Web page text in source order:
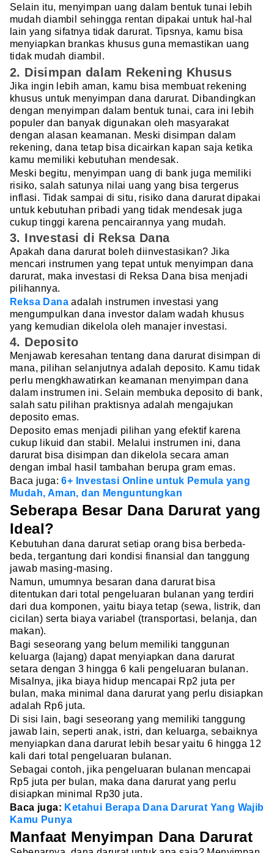
Selain itu, menyimpan uang dalam bentuk tunai lebih
mudah diambil sehingga rentan dipakai untuk hal-hal
lain yang sifatnya tidak darurat. Tipsnya, kamu bisa
menyiapkan brankas khusus guna memastikan uang
tidak mudah diambil.
2. Disimpan dalam Rekening Khusus
Jika ingin lebih aman, kamu bisa membuat rekening
khusus untuk menyimpan dana darurat. Dibandingkan
dengan menyimpan dalam bentuk tunai, cara ini lebih
populer dan banyak digunakan oleh masyarakat
dengan alasan keamanan. Meski disimpan dalam
rekening, dana tetap bisa dicairkan kapan saja ketika
kamu memiliki kebutuhan mendesak.
Meski begitu, menyimpan uang di bank juga memiliki
risiko, salah satunya nilai uang yang bisa tergerus
inflasi. Tidak sampai di situ, risiko dana darurat dipakai
untuk kebutuhan pribadi yang tidak mendesak juga
cukup tinggi karena pencairannya yang mudah.
3. Investasi di Reksa Dana
Apakah dana darurat boleh diinvestasikan? Jika
mencari instrumen yang tepat untuk menyimpan dana
darurat, maka investasi di Reksa Dana bisa menjadi
pilihannya.
Reksa Dana adalah instrumen investasi yang
mengumpulkan dana investor dalam wadah khusus
yang kemudian dikelola oleh manajer investasi.
4. Deposito
Menjawab keresahan tentang dana darurat disimpan di
mana, pilihan selanjutnya adalah deposito. Kamu tidak
perlu mengkhawatirkan keamanan menyimpan dana
dalam instrumen ini. Selain membuka deposito di bank,
salah satu pilihan praktisnya adalah mengajukan
deposito emas.
Deposito emas menjadi pilihan yang efektif karena
cukup likuid dan stabil. Melalui instrumen ini, dana
darurat bisa disimpan dan dikelola secara aman
dengan imbal hasil tambahan berupa gram emas.
Baca juga:6+ Investasi Online untuk Pemula yang
Mudah, Aman, dan Menguntungkan
Seberapa Besar Dana Darurat yang
Ideal?
Kebutuhan dana darurat setiap orang bisa berbeda-
beda, tergantung dari kondisi finansial dan tanggung
jawab masing-masing.
Namun, umumnya besaran dana darurat bisa
ditentukan dari total pengeluaran bulanan yang terdiri
dari dua komponen, yaitu biaya tetap (sewa, listrik, dan
cicilan) serta biaya variabel (transportasi, belanja, dan
makan).
Bagi seseorang yang belum memiliki tanggunan
keluarga (lajang) dapat menyiapkan dana darurat
setara dengan 3 hingga 6 kali pengeluaran bulanan.
Misalnya, jika biaya hidup mencapai Rp2 juta per
bulan, maka minimal dana darurat yang perlu disiapkan
adalah Rp6 juta.
Di sisi lain, bagi seseorang yang memiliki tanggung
jawab lain, seperti anak, istri, dan keluarga, sebaiknya
menyiapkan dana darurat lebih besar yaitu 6 hingga 12
kali dari total pengeluaran bulanan.
Sebagai contoh, jika pengeluaran bulanan mencapai
Rp5 juta per bulan, maka dana darurat yang perlu
disiapkan minimal Rp30 juta.
Baca juga: Ketahui Berapa Dana Darurat Yang Wajib
Kamu Punya
Manfaat Menyimpan Dana Darurat